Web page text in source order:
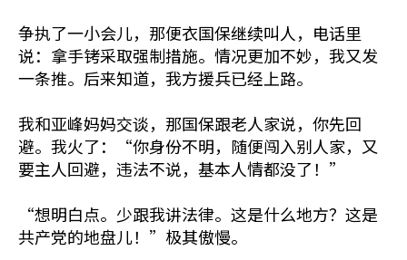
争执了一小会儿，那便衣国保继续叫人，电话里
说：拿手铐采取强制措施。情况更加不妙，我又发
一条推。后来知道，我方援兵已经上路。
我和亚峰妈妈交谈，那国保跟老人家说，你先回
避。我火了：“你身份不明，随便闯入别人家，又
要主人回避，违法不说，基本人情都没了！”
“想明白点。少跟我讲法律。这是什么地方？这是
共产党的地盘儿！”极其傲慢。